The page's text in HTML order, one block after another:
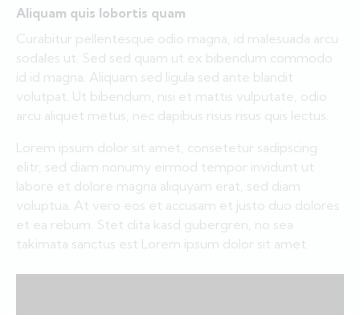
Aliquam quis lobortis quam
Curabitur pellentesque odio magna, id malesuada arcu
sodales ut. Sed sed quam ut ex bibendum commodo
id id magna. Aliquam sed ligula sed ante blandit
volutpat. Ut bibendum, nisi et mattis vulputate, odio
arcu aliquet metus, nec dapibus risus risus quis lectus.
Lorem ipsum dolor sit amet, consetetur sadipscing
elitr, sed diam nonumy eirmod tempor invidunt ut
labore et dolore magna aliquyam erat, sed diam
voluptua. At vero eos et accusam et justo duo dolores
et ea rebum. Stet clita kasd gubergren, no sea
takimata sanctus est Lorem ipsum dolor sit amet.